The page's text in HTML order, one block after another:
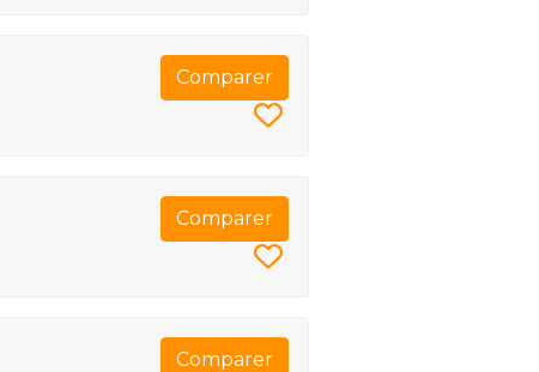
Comparer
Comparer
Comparer